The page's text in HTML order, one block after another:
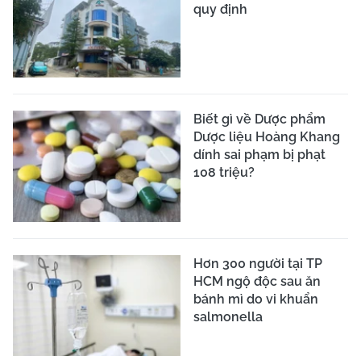
quy định
Biết gì về Dược phẩm
Dược liệu Hoàng Khang
dính sai phạm bị phạt
108 triệu?
Hơn 300 người tại TP
HCM ngộ độc sau ăn
bánh mì do vi khuẩn
salmonella